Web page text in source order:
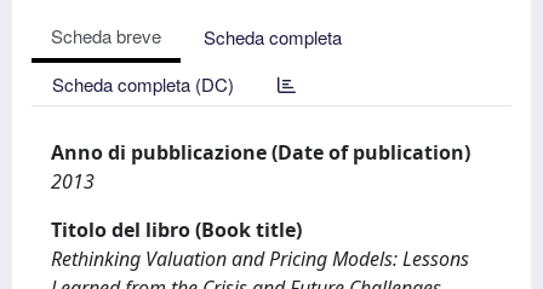
Scheda breve
Scheda completa
Scheda completa (DC)
Anno di pubblicazione (Date of publication)
2013
Titolo del libro (Book title)
Rethinking Valuation and Pricing Models: Lessons